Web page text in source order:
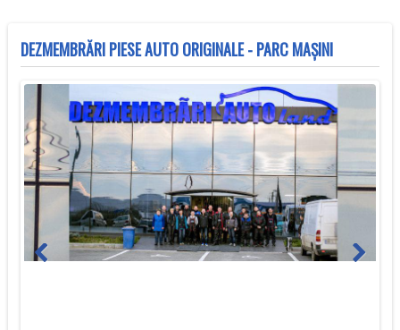
DEZMEMBRĂRI PIESE AUTO ORIGINALE - PARC MAȘINI